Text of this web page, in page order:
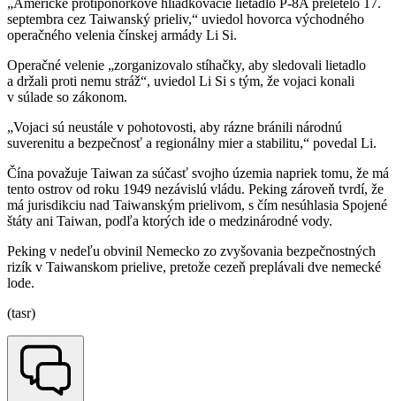
„Americké protiponorkové hliadkovacie lietadlo P-8A preletelo 17.
septembra cez Taiwanský prieliv,“ uviedol hovorca východného
operačného velenia čínskej armády Li Si.
Operačné velenie „zorganizovalo stíhačky, aby sledovali lietadlo
a držali proti nemu stráž“, uviedol Li Si s tým, že vojaci konali
v súlade so zákonom.
„Vojaci sú neustále v pohotovosti, aby rázne bránili národnú
suverenitu a bezpečnosť a regionálny mier a stabilitu,“ povedal Li.
Čína považuje Taiwan za súčasť svojho územia napriek tomu, že má
tento ostrov od roku 1949 nezávislú vládu. Peking zároveň tvrdí, že
má jurisdikciu nad Taiwanským prielivom, s čím nesúhlasia Spojené
štáty ani Taiwan, podľa ktorých ide o medzinárodné vody.
Peking v nedeľu obvinil Nemecko zo zvyšovania bezpečnostných
rizík v Taiwanskom prielive, pretože cezeň preplávali dve nemecké
lode.
(tasr)